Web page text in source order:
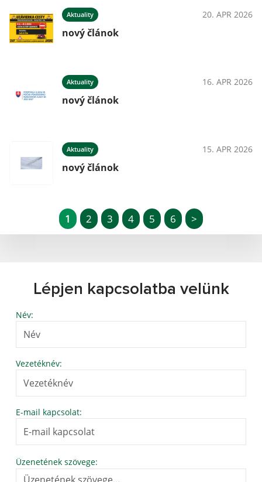
Aktuality 20. APR 2026
nový článok
Aktuality 16. APR 2026
nový článok
Aktuality 15. APR 2026
nový článok
1 2 3 4 5 6 >
Lépjen kapcsolatba velünk
Név:
Vezetéknév:
E-mail kapcsolat:
Üzenetének szövege: